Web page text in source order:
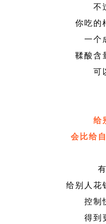
不
你吃的
一个
鞣酸含
可
给
会比给
给别人花
控制
得到